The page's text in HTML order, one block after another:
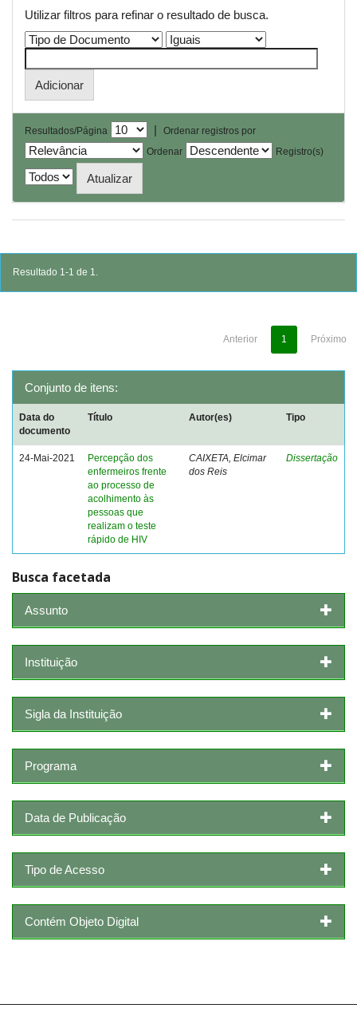
Utilizar filtros para refinar o resultado de busca.
Resultados/Página |
Ordenar registros por
Ordenar
Registro(s)
Resultado 1-1 de 1.
Anterior 1 Próximo
Conjunto de itens:
Data do
documento
Título Autor(es) Tipo
24-Mai-2021
Percepção dos
enfermeiros frente
ao processo de
acolhimento às
pessoas que
realizam o teste
rápido de HIV
CAIXETA, Elcimar
dos Reis
Dissertação
Busca facetada
Assunto
Instituição
Sigla da Instituição
Programa
Data de Publicação
Tipo de Acesso
Contém Objeto Digital